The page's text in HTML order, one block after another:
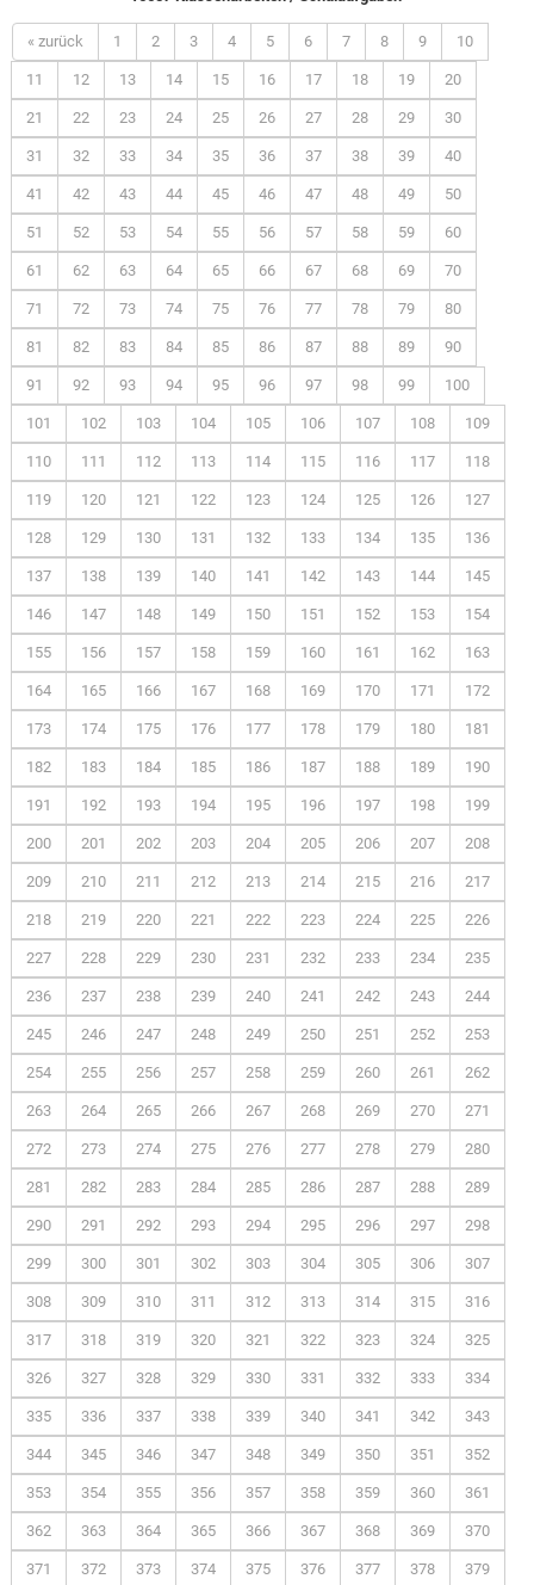
« zurück 1 2 3 4 5 6 7 8 9 10
11 12 13 14 15 16 17 18 19 20
21 22 23 24 25 26 27 28 29 30
31 32 33 34 35 36 37 38 39 40
41 42 43 44 45 46 47 48 49 50
51 52 53 54 55 56 57 58 59 60
61 62 63 64 65 66 67 68 69 70
71 72 73 74 75 76 77 78 79 80
81 82 83 84 85 86 87 88 89 90
91 92 93 94 95 96 97 98 99 100
101 102 103 104 105 106 107 108 109
110 111 112 113 114 115 116 117 118
119 120 121 122 123 124 125 126 127
128 129 130 131 132 133 134 135 136
137 138 139 140 141 142 143 144 145
146 147 148 149 150 151 152 153 154
155 156 157 158 159 160 161 162 163
164 165 166 167 168 169 170 171 172
173 174 175 176 177 178 179 180 181
182 183 184 185 186 187 188 189 190
191 192 193 194 195 196 197 198 199
200 201 202 203 204 205 206 207 208
209 210 211 212 213 214 215 216 217
218 219 220 221 222 223 224 225 226
227 228 229 230 231 232 233 234 235
236 237 238 239 240 241 242 243 244
245 246 247 248 249 250 251 252 253
254 255 256 257 258 259 260 261 262
263 264 265 266 267 268 269 270 271
272 273 274 275 276 277 278 279 280
281 282 283 284 285 286 287 288 289
290 291 292 293 294 295 296 297 298
299 300 301 302 303 304 305 306 307
308 309 310 311 312 313 314 315 316
317 318 319 320 321 322 323 324 325
326 327 328 329 330 331 332 333 334
335 336 337 338 339 340 341 342 343
344 345 346 347 348 349 350 351 352
353 354 355 356 357 358 359 360 361
362 363 364 365 366 367 368 369 370
371 372 373 374 375 376 377 378 379